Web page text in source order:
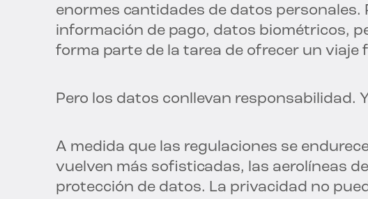
enormes cantidades de datos personales.
información de pago, datos biométricos,
forma parte de la tarea de ofrecer un viaje
Pero los datos conllevan responsabilidad.
A medida que las regulaciones se
vuelven más sofisticadas, las aerolíneas
protección de datos. La privacidad no